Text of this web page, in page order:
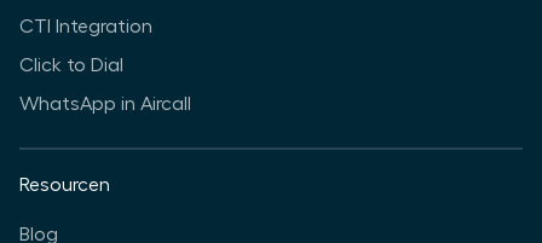
CTI Integration
Click to Dial
WhatsApp in Aircall
Resourcen
Blog